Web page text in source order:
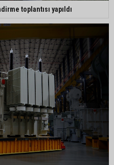
toplantısı yapıldı